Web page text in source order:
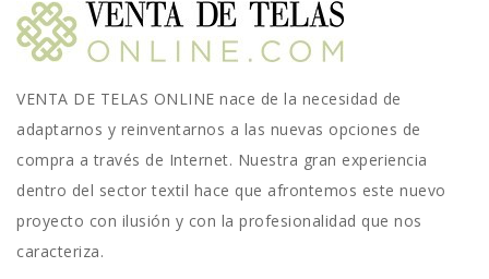
VENTA DE TELAS ONLINE nace de la necesidad de
adaptarnos y reinventarnos a las nuevas opciones de
compra a través de Internet. Nuestra gran experiencia
dentro del sector textil hace que afrontemos este nuevo
proyecto con ilusión y con la profesionalidad que nos
caracteriza.